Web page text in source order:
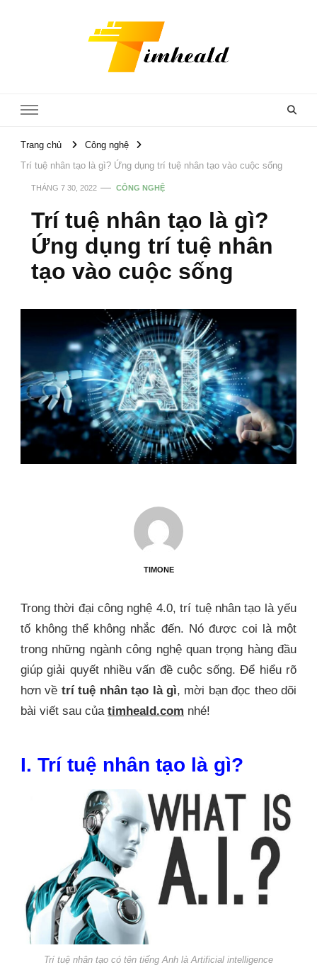
Trang chủ
Công nghệ
Trí tuệ nhân tạo là gì? Ứng dụng trí tuệ nhân tạo vào cuộc sống
THÁNG 7 30, 2022 CÔNG NGHỆ
Trí tuệ nhân tạo là gì?
Ứng dụng trí tuệ nhân
tạo vào cuộc sống
TIMONE
Trong thời đại công nghệ 4.0, trí tuệ nhân tạo là yếu
tố không thể không nhắc đến. Nó được coi là một
trong những ngành công nghệ quan trọng hàng đầu
giúp giải quyết nhiều vấn đề cuộc sống. Để hiểu rõ
hơn về trí tuệ nhân tạo là gì, mời bạn đọc theo dõi
bài viết sau của timheald.com nhé!
I. Trí tuệ nhân tạo là gì?
Trí tuệ nhân tạo có tên tiếng Anh là Artificial intelligence